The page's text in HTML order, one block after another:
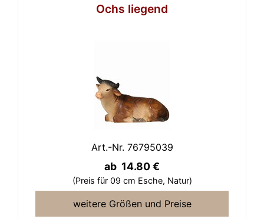
Ochs liegend
Art.-Nr. 76795039
ab 14.80 €
(Preis für 09 cm Esche, Natur)
weitere Größen und Preise